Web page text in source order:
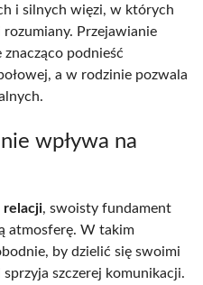
i silnych więzi, w których
Przejawianie
podnieść
a w rodzinie pozwala
wpływa na
relacji, swoisty fundament
atmosferę. W takim
by dzielić się swoimi
szczerej komunikacji.